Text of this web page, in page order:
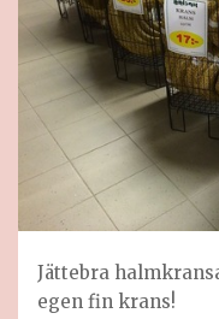
Jättebra
egen fin krans!